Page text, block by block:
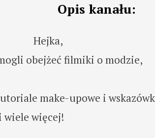
Opis kanału:
Hejka,
obejżeć filmiki o modzie,
make-upowe i
wiele więcej!